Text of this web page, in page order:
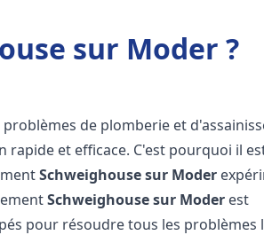
sur Moder ?
problèmes de plomberie et
et efficace. C'est pourquoi il
Schweighouse sur Moder
Schweighouse sur Moder est
pour résoudre tous les problèmes